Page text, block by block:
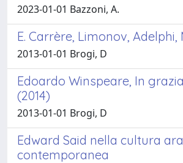
2023-01-01 Bazzoni, A.
E. Carrère, Limonov, Adelphi,
2013-01-01 Brogi, D
Edoardo Winspeare, In
(2014)
2013-01-01 Brogi, D
Edward Said nella cultura
contemporanea